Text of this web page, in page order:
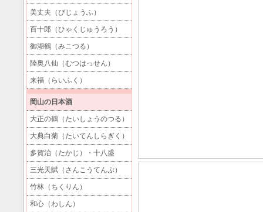
美丈夫（びじょうふ）
百十郎（ひゃくじゅうろう）
御湖鶴（みこつる）
陸奥八仙（むつはっせん）
来福（らいふく）
岡山の日本酒
大正の鶴（たいしょうのつる）
大典白菊（たいてんしらぎく）
多賀治（たかじ）・十八盛
三光天賦（さんこうてんぷ）
竹林（ちくりん）
和心（わしん）